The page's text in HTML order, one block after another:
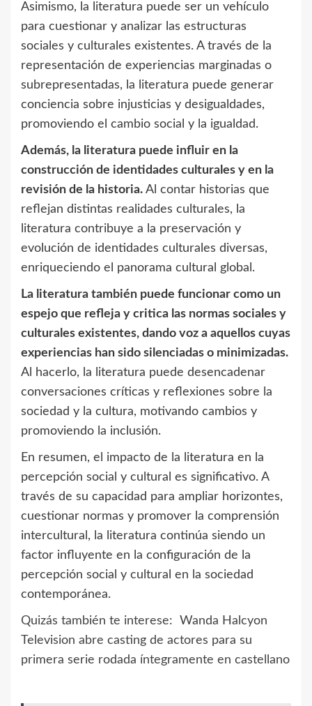
Asimismo, la literatura puede ser un vehículo
para cuestionar y analizar las estructuras
sociales y culturales existentes. A través de la
representación de experiencias marginadas o
subrepresentadas, la literatura puede generar
conciencia sobre injusticias y desigualdades,
promoviendo el cambio social y la igualdad.
Además, la literatura puede influir en la
construcción de identidades culturales y en la
revisión de la historia. Al contar historias que
reflejan distintas realidades culturales, la
literatura contribuye a la preservación y
evolución de identidades culturales diversas,
enriqueciendo el panorama cultural global.
La literatura también puede funcionar como un
espejo que refleja y critica las normas sociales y
culturales existentes, dando voz a aquellos cuyas
experiencias han sido silenciadas o minimizadas.
Al hacerlo, la literatura puede desencadenar
conversaciones críticas y reflexiones sobre la
sociedad y la cultura, motivando cambios y
promoviendo la inclusión.
En resumen, el impacto de la literatura en la
percepción social y cultural es significativo. A
través de su capacidad para ampliar horizontes,
cuestionar normas y promover la comprensión
intercultural, la literatura continúa siendo un
factor influyente en la configuración de la
percepción social y cultural en la sociedad
contemporánea.
Quizás también te interese:
Wanda Halcyon
Television abre casting de actores para su
primera serie rodada íntegramente en castellano